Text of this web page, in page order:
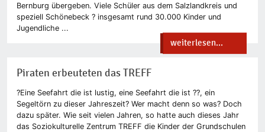
Bernburg übergeben. Viele Schüler aus dem Salzlandkreis und
speziell Schönebeck ? insgesamt rund 30.000 Kinder und
Jugendliche ...
weiterlesen...
Piraten erbeuteten das TREFF
?Eine Seefahrt die ist lustig, eine Seefahrt die ist ??, ein
Segeltörn zu dieser Jahreszeit? Wer macht denn so was? Doch
dazu später. Wie seit vielen Jahren, so hatte auch dieses Jahr
das Soziokulturelle Zentrum TREFF die Kinder der Grundschulen